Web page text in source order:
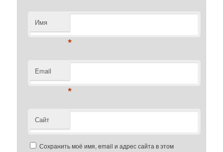
Имя
*
Email
*
Сайт
Сохранить моё имя, email и адрес сайта в этом